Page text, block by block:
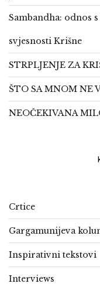
Sambandha: odnos
svjesnosti Krišne
STRPLJENJE ZA
ŠTO SA MNOM NE
NEOČEKIVANA
Crtice
Gargamunijeva
Inspirativni tekstovi
Interviews